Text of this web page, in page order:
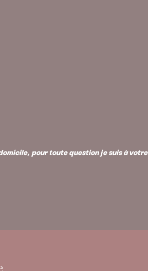
pour toute question je suis à votre